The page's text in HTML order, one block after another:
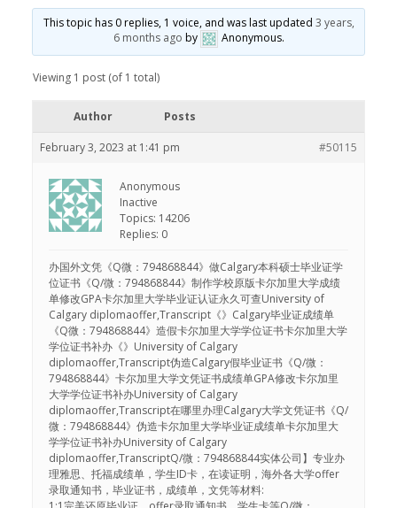
This topic has 0 replies, 1 voice, and was last updated 3 years,
6 months ago by Anonymous.
Viewing 1 post (of 1 total)
Author Posts
February 3, 2023 at 1:41 pm #50115
Anonymous
Inactive
Topics: 14206
Replies: 0
办国外文凭《Q微：794868844》做Calgary本科硕士毕业证学
位证书《Q/微：794868844》制作学校原版卡尔加里大学成绩
单修改GPA卡尔加里大学毕业证认证永久可查University of
Calgary diplomaoffer,Transcript《》Calgary毕业证成绩单
《Q微：794868844》造假卡尔加里大学学位证书卡尔加里大学
学位证书补办《》University of Calgary
diplomaoffer,Transcript伪造Calgary假毕业证书《Q/微：
794868844》卡尔加里大学文凭证书成绩单GPA修改卡尔加里
大学学位证书补办University of Calgary
diplomaoffer,Transcript在哪里办理Calgary大学文凭证书《Q/
微：794868844》伪造卡尔加里大学毕业证成绩单卡尔加里大
学学位证书补办University of Calgary
diplomaoffer,TranscriptQ/微：794868844实体公司】专业办
理雅思、托福成绩单，学生ID卡，在读证明，海外各大学offer
录取通知书，毕业证书，成绩单，文凭等材料: